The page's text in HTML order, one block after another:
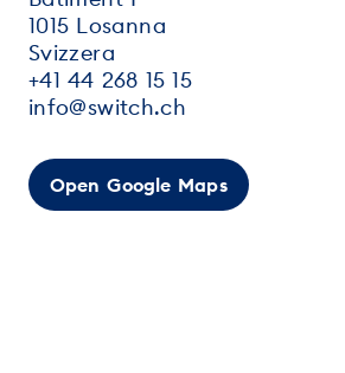
1015 Losanna
Svizzera
+41 44 268 15 15
info@switch.ch
Open Google Maps